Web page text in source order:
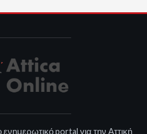
ενημερωτικό portal για την Αττική